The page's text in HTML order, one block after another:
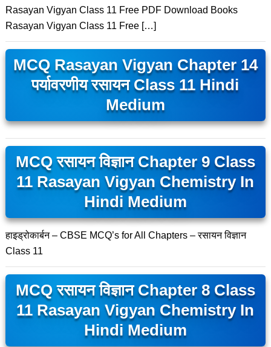
Rasayan Vigyan Class 11 Free PDF Download Books
Rasayan Vigyan Class 11 Free […]
MCQ Rasayan Vigyan Chapter 14
पर्यावरणीय रसायन Class 11 Hindi
Medium
MCQ रसायन विज्ञान Chapter 9 Class
11 Rasayan Vigyan Chemistry In
Hindi Medium
हाइड्रोकार्बन – CBSE MCQ’s for All Chapters – रसायन विज्ञान
Class 11
MCQ रसायन विज्ञान Chapter 8 Class
11 Rasayan Vigyan Chemistry In
Hindi Medium